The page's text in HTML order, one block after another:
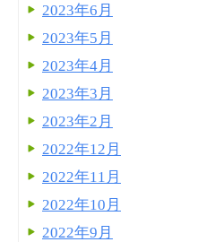
2023年6月
2023年5月
2023年4月
2023年3月
2023年2月
2022年12月
2022年11月
2022年10月
2022年9月